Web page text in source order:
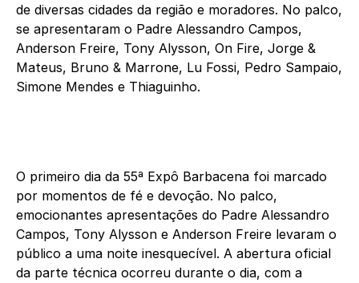
de diversas cidades da região e moradores. No palco,
se apresentaram o Padre Alessandro Campos,
Anderson Freire, Tony Alysson, On Fire, Jorge &
Mateus, Bruno & Marrone, Lu Fossi, Pedro Sampaio,
Simone Mendes e Thiaguinho.
O primeiro dia da 55ª Expô Barbacena foi marcado
por momentos de fé e devoção. No palco,
emocionantes apresentações do Padre Alessandro
Campos, Tony Alysson e Anderson Freire levaram o
público a uma noite inesquecível. A abertura oficial
da parte técnica ocorreu durante o dia, com a